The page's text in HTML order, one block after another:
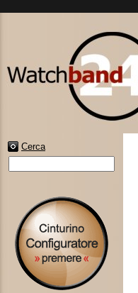
Cerca